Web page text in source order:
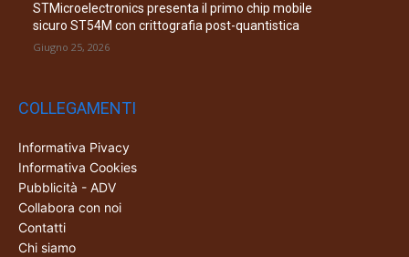
STMicroelectronics presenta il primo chip mobile
sicuro ST54M con crittografia post-quantistica
Giugno 25, 2026
COLLEGAMENTI
Informativa Pivacy
Informativa Cookies
Pubblicità - ADV
Collabora con noi
Contatti
Chi siamo